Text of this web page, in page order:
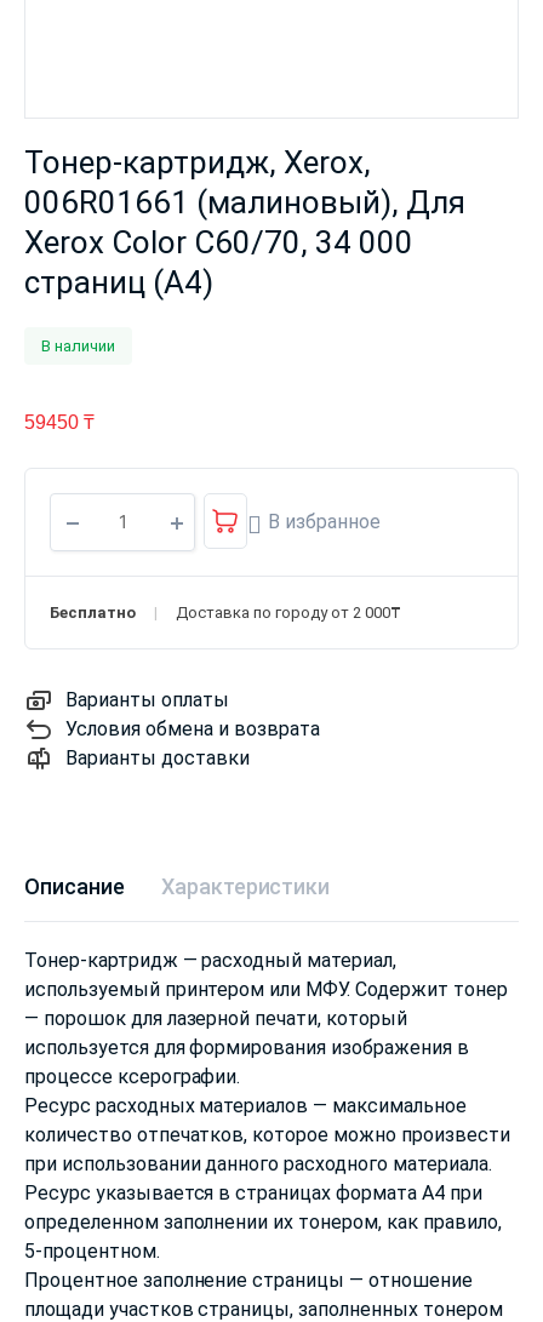
Тонер-картридж, Xerox,
006R01661 (малиновый), Для
Xerox Color C60/70, 34 000
страниц (А4)
В наличии
59450 ₸
В избранное
Бесплатно Доставка по городу от 2 000₸
Варианты оплаты
Условия обмена и возврата
Варианты доставки
Описание Характеристики
Тонер-картридж — расходный материал,
используемый принтером или МФУ. Содержит тонер
— порошок для лазерной печати, который
используется для формирования изображения в
процессе ксерографии.
Ресурс расходных материалов — максимальное
количество отпечатков, которое можно произвести
при использовании данного расходного материала.
Ресурс указывается в страницах формата А4 при
определенном заполнении их тонером, как правило,
5-процентном.
Процентное заполнение страницы — отношение
площади участков страницы, заполненных тонером